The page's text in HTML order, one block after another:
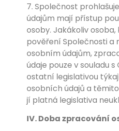
7. Společnost
údajům mají přístup
osoby. Jakákoliv osoba,
pověření Společnosti a
osobním údajům,
údaje pouze v souladu s
ostatní legislativou
osobních údajů a
jí platná legislativa
IV. Doba zpracování